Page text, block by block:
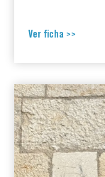
Ver ficha >>